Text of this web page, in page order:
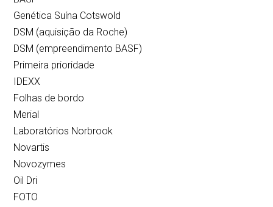
Genética Suína Cotswold
DSM (aquisição da Roche)
DSM (empreendimento BASF)
Primeira prioridade
IDEXX
Folhas de bordo
Merial
Laboratórios Norbrook
Novartis
Novozymes
Oil Dri
FOTO